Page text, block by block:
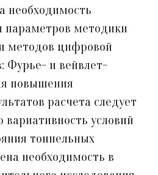
необходимость
параметров методики
методов цифровой
Фурье- и вейвлет-
повышения
расчета следует
условий
тоннельных
необходимость в